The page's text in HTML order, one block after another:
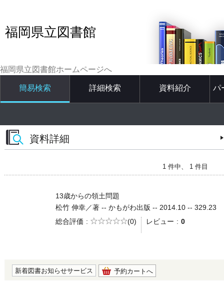
福岡県立図書館
福岡県立図書館ホームページへ
簡易検索 詳細検索 資料紹介 パ
資料詳細
1 件中、 1 件目
13歳からの領土問題
松竹 伸幸／著 -- かもがわ出版 -- 2014.10 -- 329.23
総合評価
5段階評価
(0) レビュー 0
新着図書お知らせサービス 予約カートへ